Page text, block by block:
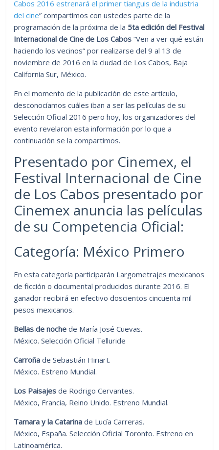
Cabos 2016 estrenará el primer tianguis de la industria
del cine” compartimos con ustedes parte de la
programación de la próxima de la 5ta edición del Festival
Internacional de Cine de Los Cabos “Ven a ver qué están
haciendo los vecinos” por realizarse del 9 al 13 de
noviembre de 2016 en la ciudad de Los Cabos, Baja
California Sur, México.
En el momento de la publicación de este artículo,
desconocíamos cuáles iban a ser las películas de su
Selección Oficial 2016 pero hoy, los organizadores del
evento revelaron esta información por lo que a
continuación se la compartimos.
Presentado por Cinemex, el
Festival Internacional de Cine
de Los Cabos presentado por
Cinemex anuncia las películas
de su Competencia Oficial:
Categoría: México Primero
En esta categoría participarán Largometrajes mexicanos
de ficción o documental producidos durante 2016. El
ganador recibirá en efectivo doscientos cincuenta mil
pesos mexicanos.
Bellas de noche de María José Cuevas.
México. Selección Oficial Telluride
Carroña de Sebastián Hiriart.
México. Estreno Mundial.
Los Paisajes de Rodrigo Cervantes.
México, Francia, Reino Unido. Estreno Mundial.
Tamara y la Catarina de Lucía Carreras.
México, España. Selección Oficial Toronto. Estreno en
Latinoamérica.